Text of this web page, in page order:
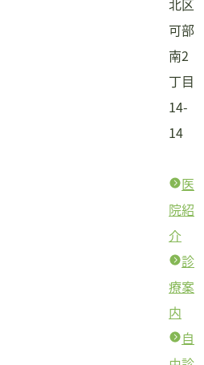
可部
南2
丁目
14-
14
医
院紹
介
診
療案
内
自